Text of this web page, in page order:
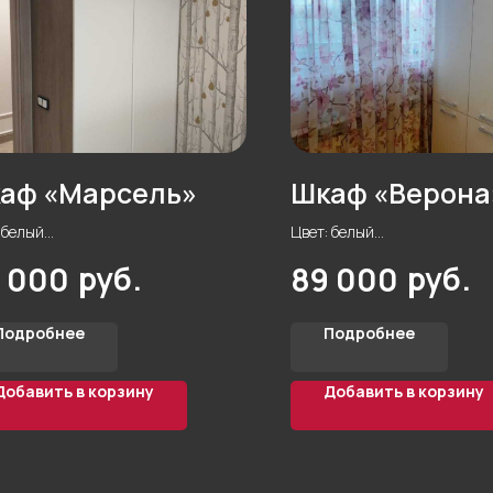
«Марсель»
корпуса: ЛДСП Egger 16 мм
дверей: 2
модерн
000 руб.
в корзину
Шкаф
Цвет: белый
Материал корпуса: ЛДСП
Стиль: модерн
Фурнитура: Blum
89 000 руб.
Подробнее
Добавить в корзину